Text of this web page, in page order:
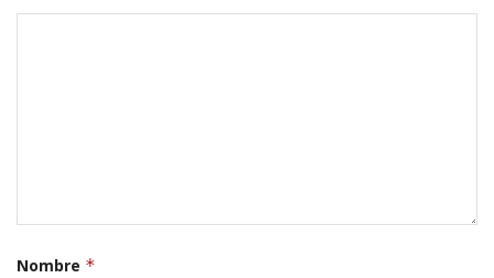
Nombre *